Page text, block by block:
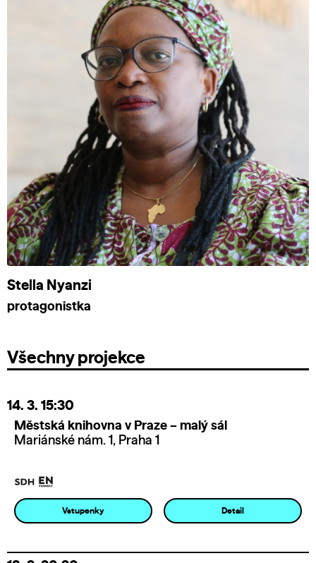
Stella Nyanzi
protagonistka
Všechny projekce
14. 3. 15:30
Městská knihovna v Praze – malý sál
Mariánské nám. 1, Praha 1
Vstupenky Detail